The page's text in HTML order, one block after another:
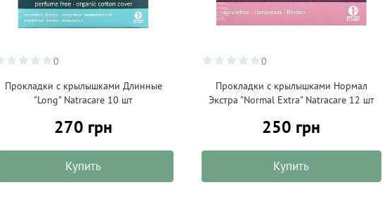
0
Прокладки с крылышками Длинные
"Long" Natracare 10 шт
270 грн
Купить
0
Прокладки с крылышками Нормал
Экстра "Normal Extra" Natracare 12 шт
250 грн
Купить